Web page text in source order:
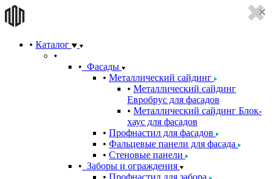
Каталог
Фасады
Металлический сайдинг
Металлический сайдинг
Евробрус для фасадов
Металлический сайдинг Блок-
хаус для фасадов
Профнастил для фасадов
Фальцевые панели для фасада
Стеновые панели
Заборы и ограждения
Профнастил для забора